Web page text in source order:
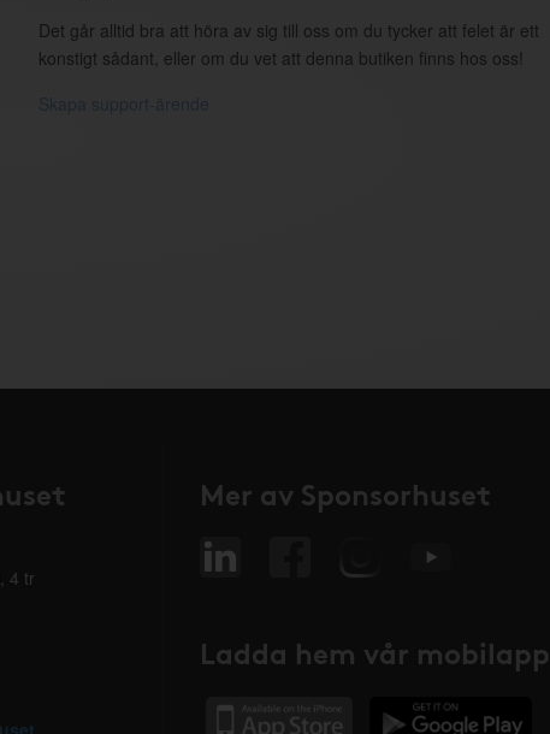
Det går alltid bra att höra av sig till oss om du tycker att felet är ett
konstigt sådant, eller om du vet att denna butiken finns hos oss!
Skapa support-ärende
4 tr
Mer av Sponsorhuset
Ladda hem vår mobilapp